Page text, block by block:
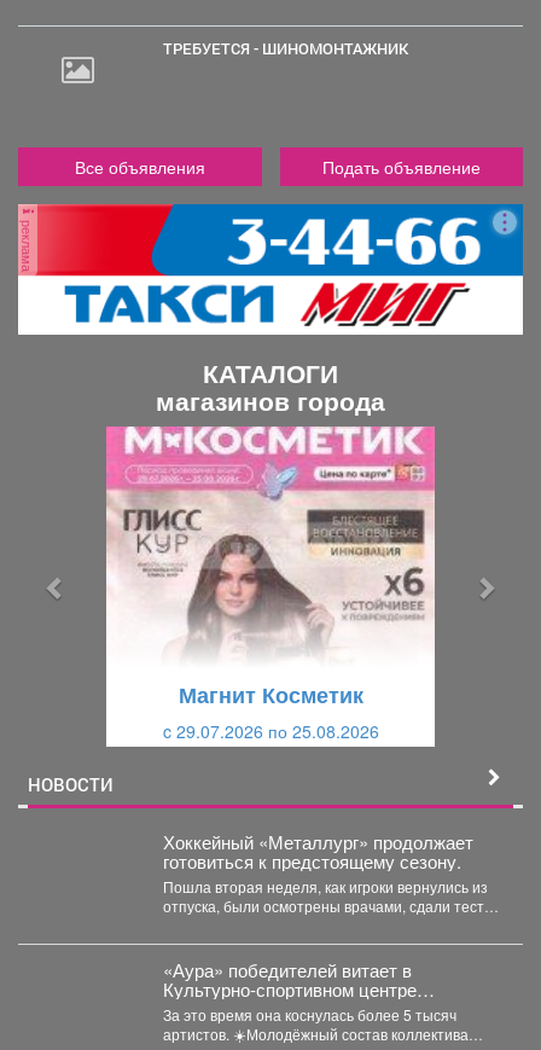
ТРЕБУЕТСЯ - ШИНОМОНТАЖНИК
Все объявления Подать объявление
реклама
КАТАЛОГИ
магазинов города
Магнит Косметик
c 29.07.2026 по 25.08.2026
НОВОСТИ
Хоккейный «Металлург» продолжает
готовиться к предстоящему сезону.
Пошла вторая неделя, как игроки вернулись из
отпуска, были осмотрены врачами, сдали тесты,
«Аура» победителей витает в
Культурно-спортивном центре
металлургов ЕВРАЗа уже больше 30
лет.
За это время она коснулась более 5 тысяч
артистов. ☀️Молодёжный состав коллектива